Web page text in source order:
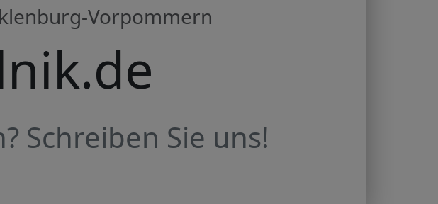
Vorpommern
Schreiben Sie uns!